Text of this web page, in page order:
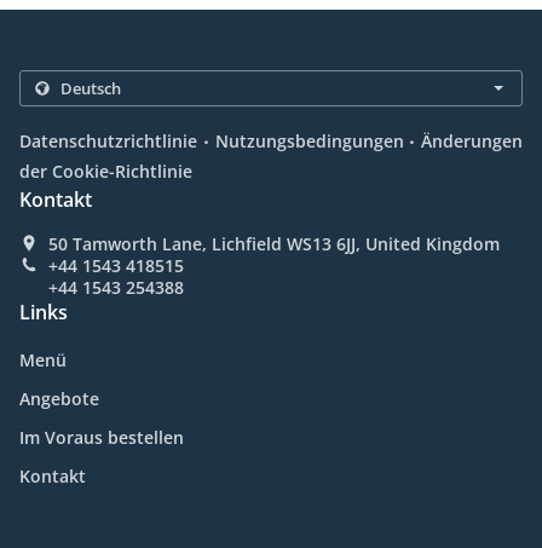
Datenschutzrichtlinie . Nutzungsbedingungen . Änderungen
der Cookie-Richtlinie
Kontakt
50 Tamworth Lane, Lichfield WS13 6JJ, United Kingdom
+44 1543 418515
+44 1543 254388
Links
Menü
Angebote
Im Voraus bestellen
Kontakt